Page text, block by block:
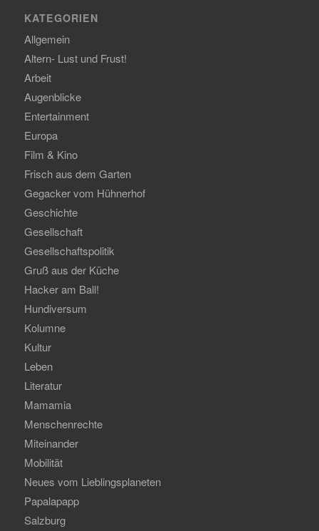
KATEGORIEN
Allgemein
Altern- Lust und Frust!
Arbeit
Augenblicke
Entertainment
Europa
Film & Kino
Frisch aus dem Garten
Gegacker vom Hühnerhof
Geschichte
Gesellschaft
Gesellschaftspolitik
Gruß aus der Küche
Hacker am Ball!
Hundiversum
Kolumne
Kultur
Leben
Literatur
Mamamia
Menschenrechte
Miteinander
Mobilität
Neues vom Lieblingsplaneten
Papalapapp
Salzburg